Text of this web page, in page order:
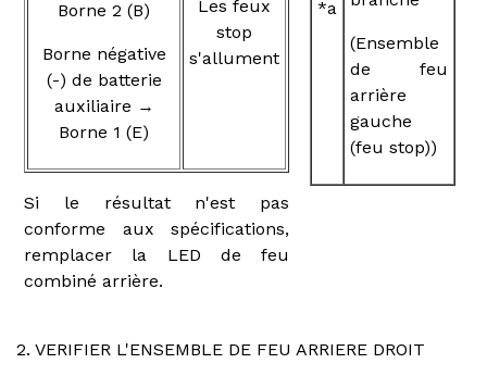
Borne 2 (B)
Borne négative
(-) de batterie
auxiliaire →
Borne 1 (E)
Les feux
stop
s'allument
Si le résultat n'est pas
conforme aux spécifications,
remplacer la LED de feu
combiné arrière.
*a
(Ensemble
de feu
arrière
gauche
(feu stop))
2. VERIFIER L'ENSEMBLE DE FEU ARRIERE DROIT